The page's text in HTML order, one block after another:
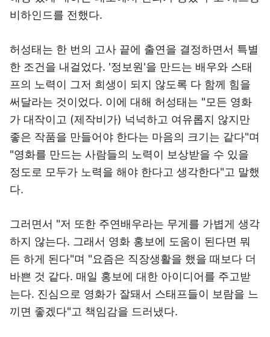
비하인드를 전했다.
허성태는 한 번의 고사 끝에 출연을 결정하면서 특별
한 조건을 내걸었다. '정보원'을 만드는 배우와 스태
프의 노력이 그저 희생이 되지 않도록 다 함께 힘을
써달라는 것이었다. 이에 대해 허성태는 "모든 영화
가 대작이고 (제작비가) 넉넉하고 여유롭지 않지만
좋은 작품을 만들어야 한다는 마음의 크기는 같다"며
"영화를 만드는 사람들의 노력이 보상받을 수 있을
정도로 모두가 노력을 해야 한다고 생각한다"고 말했
다.
그러면서 "저 또한 주연배우라는 무게를 가볍게 생각
하지 않는다. 그래서 영화 홍보에 도움이 된다면 뭐
든 하게 된다"며 "요즘은 직장생활을 했을 때보다 더
바쁜 것 같다. 매일 홍보에 대한 아이디어를 주고받
는다. 진심으로 영화가 잘돼서 스태프들이 보람을 느
끼면 좋겠다"고 책임감을 드러냈다.